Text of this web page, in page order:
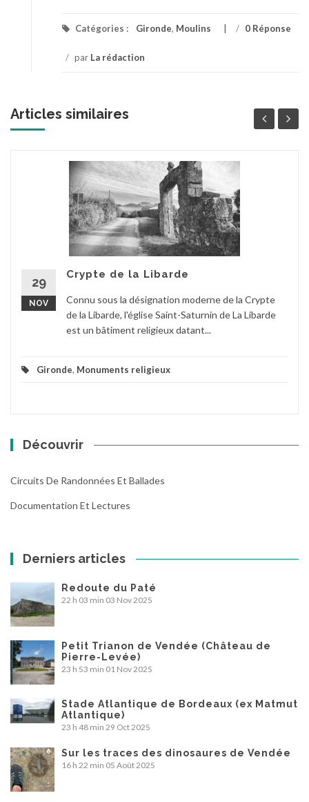
Catégories : Gironde, Moulins / 0 Réponse
/ par La rédaction
Articles similaires
29
NOV
Crypte de la Libarde
Connu sous la désignation moderne de la Crypte
de la Libarde, l'église Saint-Saturnin de La Libarde
est un bâtiment religieux datant...
Gironde, Monuments religieux
Découvrir
Circuits De Randonnées Et Ballades
Documentation Et Lectures
Derniers articles
Redoute du Paté
22 h 03 min 03 Nov 2025
Petit Trianon de Vendée (Château de
Pierre-Levée)
23 h 53 min 01 Nov 2025
Stade Atlantique de Bordeaux (ex Matmut
Atlantique)
23 h 48 min 29 Oct 2025
Sur les traces des dinosaures de Vendée
16 h 22 min 05 Août 2025